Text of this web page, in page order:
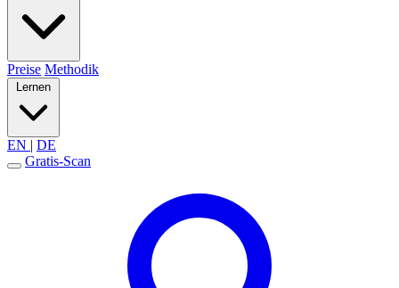
Preise Methodik
Lernen
EN | DE
Gratis-Scan